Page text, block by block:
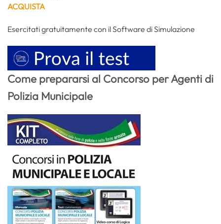
ACQUISTA
Esercitati gratuitamente con il Software di Simulazione
Come prepararsi al Concorso per Agenti di
Polizia Municipale